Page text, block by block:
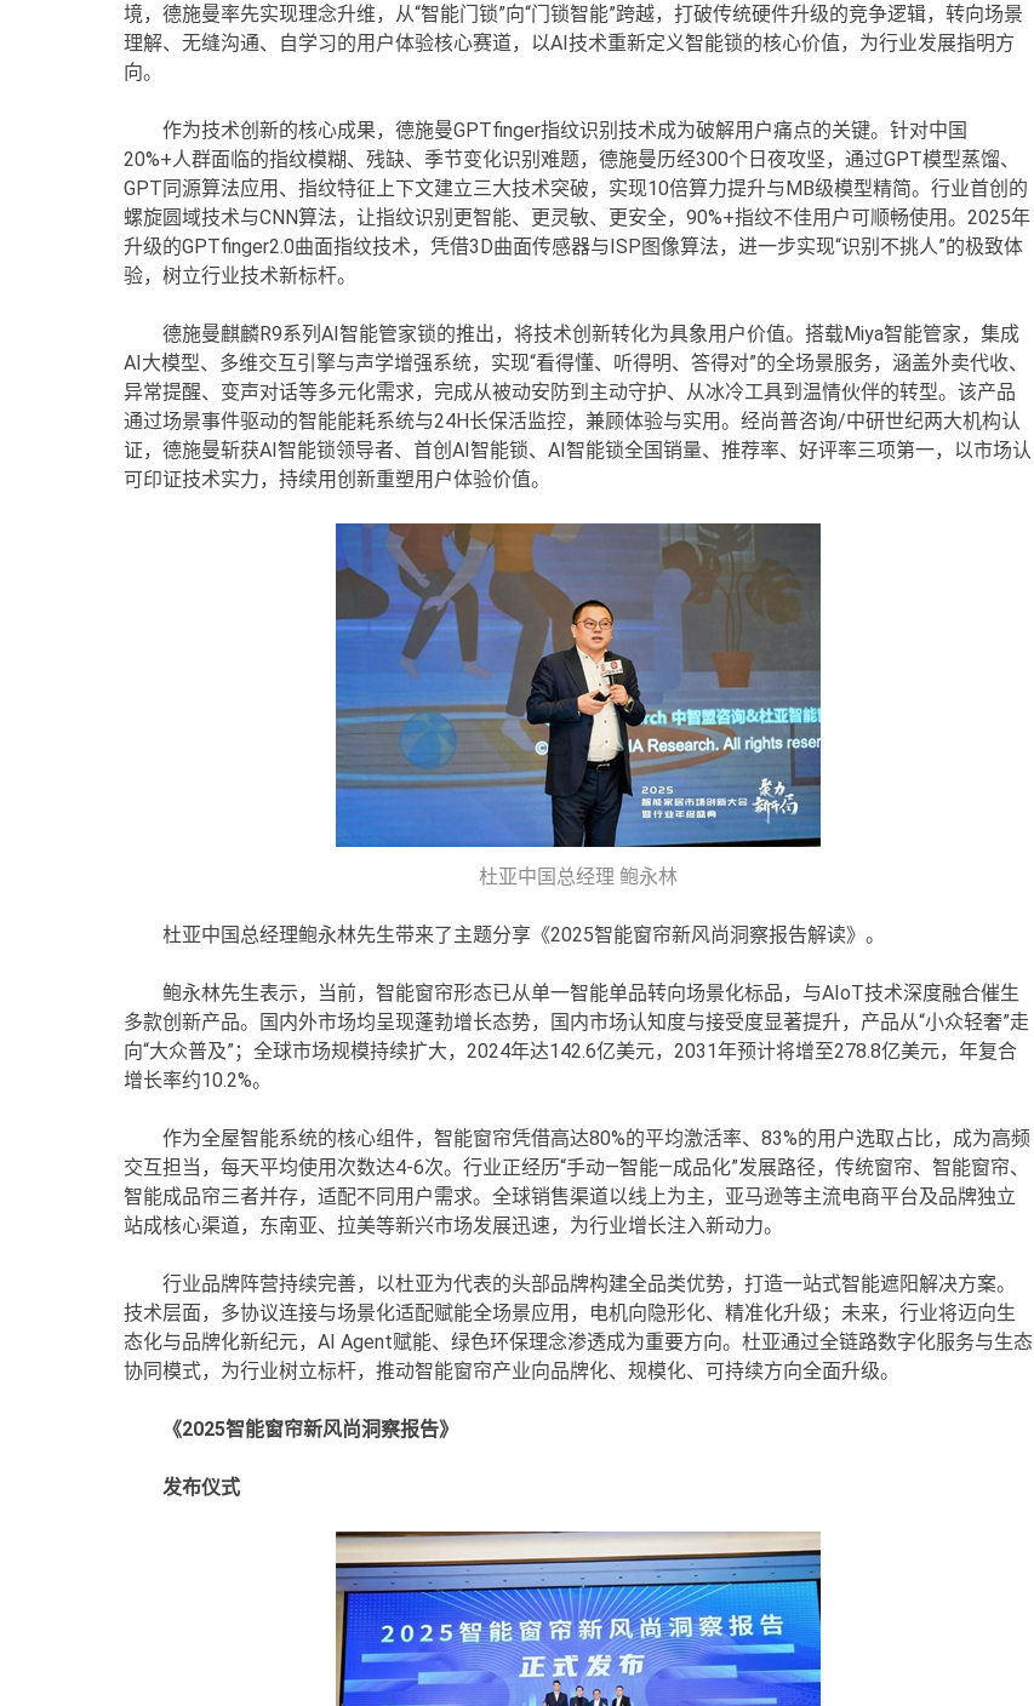
境，德施曼率先实现理念升维，从“智能门锁”向“门锁智能”跨越，打破传统硬件升级的竞争逻辑，转向场景
理解、无缝沟通、自学习的用户体验核心赛道，以AI技术重新定义智能锁的核心价值，为行业发展指明方
向。
作为技术创新的核心成果，德施曼GPTfinger指纹识别技术成为破解用户痛点的关键。针对中国
20%+人群面临的指纹模糊、残缺、季节变化识别难题，德施曼历经300个日夜攻坚，通过GPT模型蒸馏、
GPT同源算法应用、指纹特征上下文建立三大技术突破，实现10倍算力提升与MB级模型精简。行业首创的
螺旋圆域技术与CNN算法，让指纹识别更智能、更灵敏、更安全，90%+指纹不佳用户可顺畅使用。2025年
升级的GPTfinger2.0曲面指纹技术，凭借3D曲面传感器与ISP图像算法，进一步实现“识别不挑人”的极致体
验，树立行业技术新标杆。
德施曼麒麟R9系列AI智能管家锁的推出，将技术创新转化为具象用户价值。搭载Miya智能管家，集成
AI大模型、多维交互引擎与声学增强系统，实现“看得懂、听得明、答得对”的全场景服务，涵盖外卖代收、
异常提醒、变声对话等多元化需求，完成从被动安防到主动守护、从冰冷工具到温情伙伴的转型。该产品
通过场景事件驱动的智能能耗系统与24H长保活监控，兼顾体验与实用。经尚普咨询/中研世纪两大机构认
证，德施曼斩获AI智能锁领导者、首创AI智能锁、AI智能锁全国销量、推荐率、好评率三项第一，以市场认
可印证技术实力，持续用创新重塑用户体验价值。
杜亚中国总经理 鲍永林
杜亚中国总经理鲍永林先生带来了主题分享《2025智能窗帘新风尚洞察报告解读》。
鲍永林先生表示，当前，智能窗帘形态已从单一智能单品转向场景化标品，与AIoT技术深度融合催生
多款创新产品。国内外市场均呈现蓬勃增长态势，国内市场认知度与接受度显著提升，产品从“小众轻奢”走
向“大众普及”；全球市场规模持续扩大，2024年达142.6亿美元，2031年预计将增至278.8亿美元，年复合
增长率约10.2%。
作为全屋智能系统的核心组件，智能窗帘凭借高达80%的平均激活率、83%的用户选取占比，成为高频
交互担当，每天平均使用次数达4-6次。行业正经历“手动—智能—成品化”发展路径，传统窗帘、智能窗帘、
智能成品帘三者并存，适配不同用户需求。全球销售渠道以线上为主，亚马逊等主流电商平台及品牌独立
站成核心渠道，东南亚、拉美等新兴市场发展迅速，为行业增长注入新动力。
行业品牌阵营持续完善，以杜亚为代表的头部品牌构建全品类优势，打造一站式智能遮阳解决方案。
技术层面，多协议连接与场景化适配赋能全场景应用，电机向隐形化、精准化升级；未来，行业将迈向生
态化与品牌化新纪元，AI Agent赋能、绿色环保理念渗透成为重要方向。杜亚通过全链路数字化服务与生态
协同模式，为行业树立标杆，推动智能窗帘产业向品牌化、规模化、可持续方向全面升级。
《2025智能窗帘新风尚洞察报告》
发布仪式